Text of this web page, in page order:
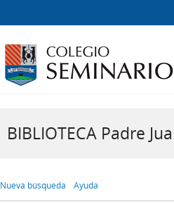
BIBLIOTECA Padre
Nueva búsqueda Ayuda